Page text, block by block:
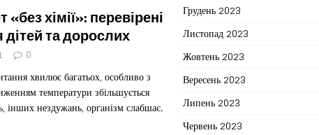
хімії»: перевірені
та дорослих
0
хвилює багатьох, особливо з
температури збільшується
інших нездужань, організм слабшає.
Грудень 2023
Листопад 2023
Жовтень 2023
Вересень 2023
Липень 2023
Червень 2023